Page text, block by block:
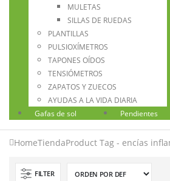
MULETAS
SILLAS DE RUEDAS
PLANTILLAS
PULSIOXÍMETROS
TAPONES OÍDOS
TENSIÓMETROS
ZAPATOS Y ZUECOS
AYUDAS A LA VIDA DIARIA
Gafas de sol Pendientes
HomeTiendaProduct Tag - encías
FILTER